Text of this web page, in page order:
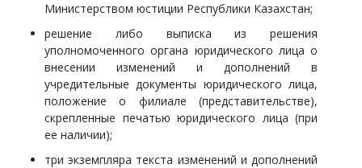
Министерством юстиции Республики Казахстан;
решение либо выписка из решения
уполномоченного органа юридического лица о
внесении изменений и дополнений в
учредительные документы юридического лица,
положение о филиале (представительстве),
скрепленные печатью юридического лица (при
ее наличии);
три экземпляра текста изменений и дополнений